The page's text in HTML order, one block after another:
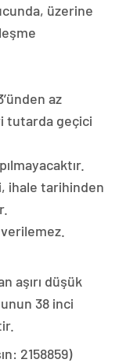
üzerine
az
tutarda geçici
ihale tarihinden
aşırı düşük
38 inci
2158859)